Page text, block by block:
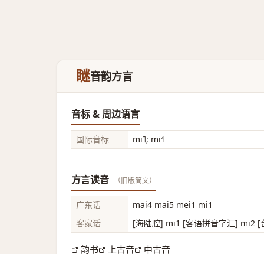
瞇音韵方言
音标 & 周边语言
国际音标 mi˥; mi˧˥
方言读音 （旧版简文）
广东话
mai4 mai5 mei1 mi1
客家话
[海陆腔] mi1 [客语拼音字汇] mi2
韵书 上古音 中古音